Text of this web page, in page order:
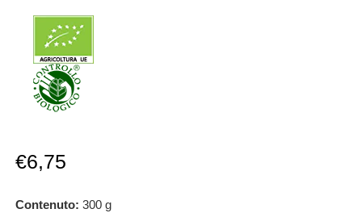
Prezzo
€6,75
Contenuto: 300 g